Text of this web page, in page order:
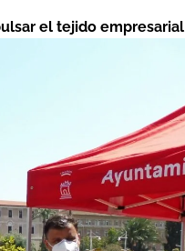
el tejido empresarial